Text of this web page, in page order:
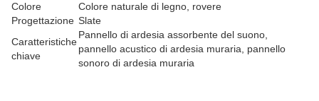
Colore
Colore naturale di legno, rovere
Progettazione Slate
Caratteristiche
chiave
Pannello di ardesia assorbente del suono,
pannello acustico di ardesia muraria, pannello
sonoro di ardesia muraria